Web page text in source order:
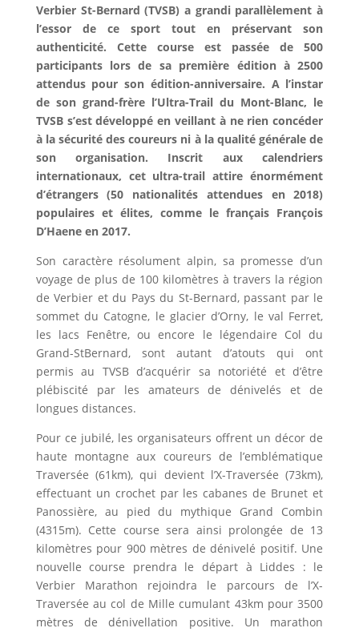
Verbier St-Bernard (TVSB) a grandi parallèlement à
l’essor de ce sport tout en préservant son
authenticité. Cette course est passée de 500
participants lors de sa première édition à 2500
attendus pour son édition-anniversaire. A l’instar
de son grand-frère l’Ultra-Trail du Mont-Blanc, le
TVSB s’est développé en veillant à ne rien concéder
à la sécurité des coureurs ni à la qualité générale de
son organisation. Inscrit aux calendriers
internationaux, cet ultra-trail attire énormément
d’étrangers (50 nationalités attendues en 2018)
populaires et élites, comme le français François
D’Haene en 2017.
Son caractère résolument alpin, sa promesse d’un
voyage de plus de 100 kilomètres à travers la région
de Verbier et du Pays du St-Bernard, passant par le
sommet du Catogne, le glacier d’Orny, le val Ferret,
les lacs Fenêtre, ou encore le légendaire Col du
Grand-StBernard, sont autant d’atouts qui ont
permis au TVSB d’acquérir sa notoriété et d’être
plébiscité par les amateurs de dénivelés et de
longues distances.
Pour ce jubilé, les organisateurs offrent un décor de
haute montagne aux coureurs de l’emblématique
Traversée (61km), qui devient l’X-Traversée (73km),
effectuant un crochet par les cabanes de Brunet et
Panossière, au pied du mythique Grand Combin
(4315m). Cette course sera ainsi prolongée de 13
kilomètres pour 900 mètres de dénivelé positif. Une
nouvelle course prendra le départ à Liddes : le
Verbier Marathon rejoindra le parcours de l’X-
Traversée au col de Mille cumulant 43km pour 3500
mètres de dénivellation positive. Un marathon